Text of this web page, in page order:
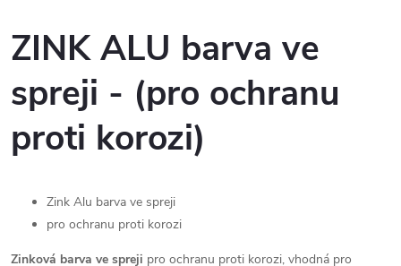
ZINK ALU barva ve
spreji - (pro ochranu
proti korozi)
Zink Alu barva ve spreji
pro ochranu proti korozi
Zinková barva ve spreji pro ochranu proti korozi, vhodná pro